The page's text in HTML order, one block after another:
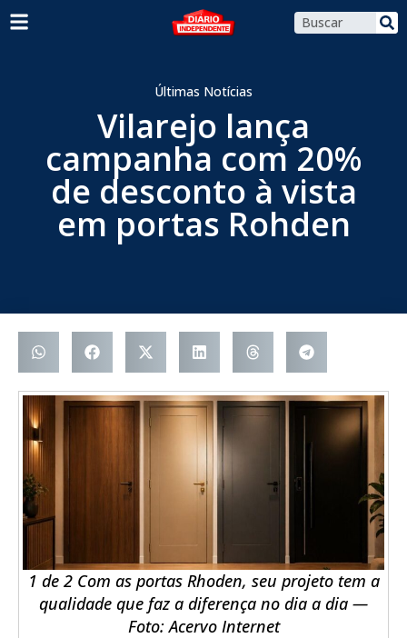
Últimas Notícias
Vilarejo lança
campanha com 20%
de desconto à vista
em portas Rohden
1 de 2 Com as portas Rhoden, seu projeto tem a
qualidade que faz a diferença no dia a dia —
Foto: Acervo Internet